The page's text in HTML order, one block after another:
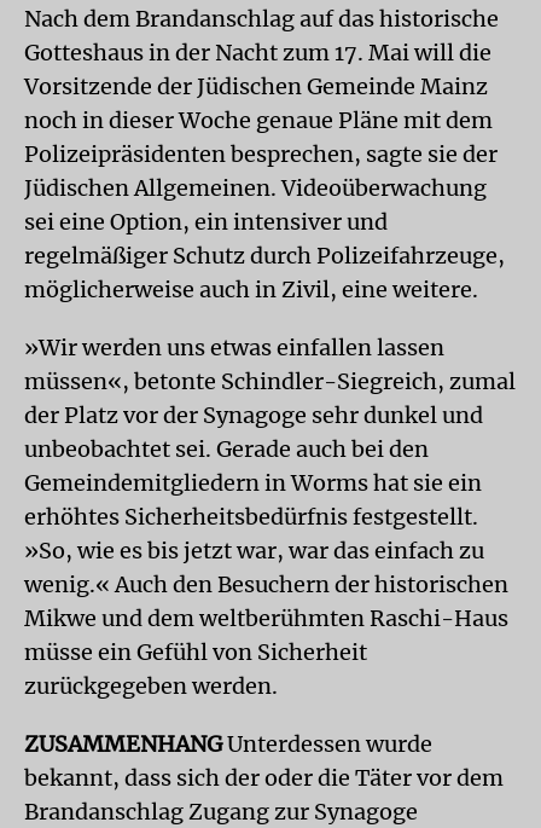
Nach dem Brandanschlag auf das historische
Gotteshaus in der Nacht zum 17. Mai will die
Vorsitzende der Jüdischen Gemeinde Mainz
noch in dieser Woche genaue Pläne mit dem
Polizeipräsidenten besprechen, sagte sie der
Jüdischen Allgemeinen. Videoüberwachung
sei eine Option, ein intensiver und
regelmäßiger Schutz durch Polizeifahrzeuge,
möglicherweise auch in Zivil, eine weitere.
»Wir werden uns etwas einfallen lassen
müssen«, betonte Schindler-Siegreich, zumal
der Platz vor der Synagoge sehr dunkel und
unbeobachtet sei. Gerade auch bei den
Gemeindemitgliedern in Worms hat sie ein
erhöhtes Sicherheitsbedürfnis festgestellt.
»So, wie es bis jetzt war, war das einfach zu
wenig.« Auch den Besuchern der historischen
Mikwe und dem weltberühmten Raschi-Haus
müsse ein Gefühl von Sicherheit
zurückgegeben werden.
ZUSAMMENHANGUnterdessen wurde
bekannt, dass sich der oder die Täter vor dem
Brandanschlag Zugang zur Synagoge